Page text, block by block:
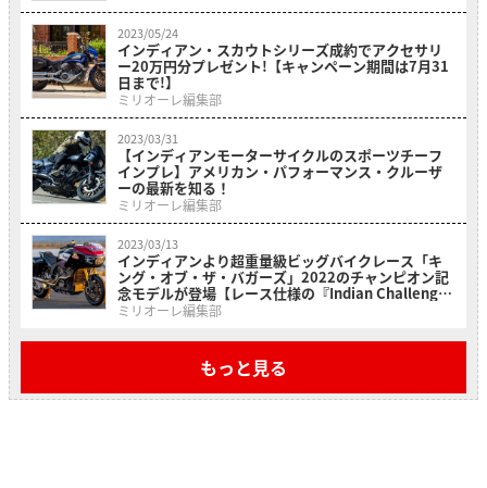
2023/05/24
インディアン・スカウトシリーズ成約でアクセサリ
ー20万円分プレゼント!【キャンペーン期間は7月31
日まで!】
ミリオーレ編集部
2023/03/31
【インディアンモーターサイクルのスポーツチーフ
インプレ】アメリカン・パフォーマンス・クルーザ
ーの最新を知る！
ミリオーレ編集部
2023/03/13
インディアンより超重量級ビッグバイクレース「キ
ング・オブ・ザ・バガーズ」2022のチャンピオン記
念モデルが登場【レース仕様の『Indian Challenger
RR』】
ミリオーレ編集部
もっと見る